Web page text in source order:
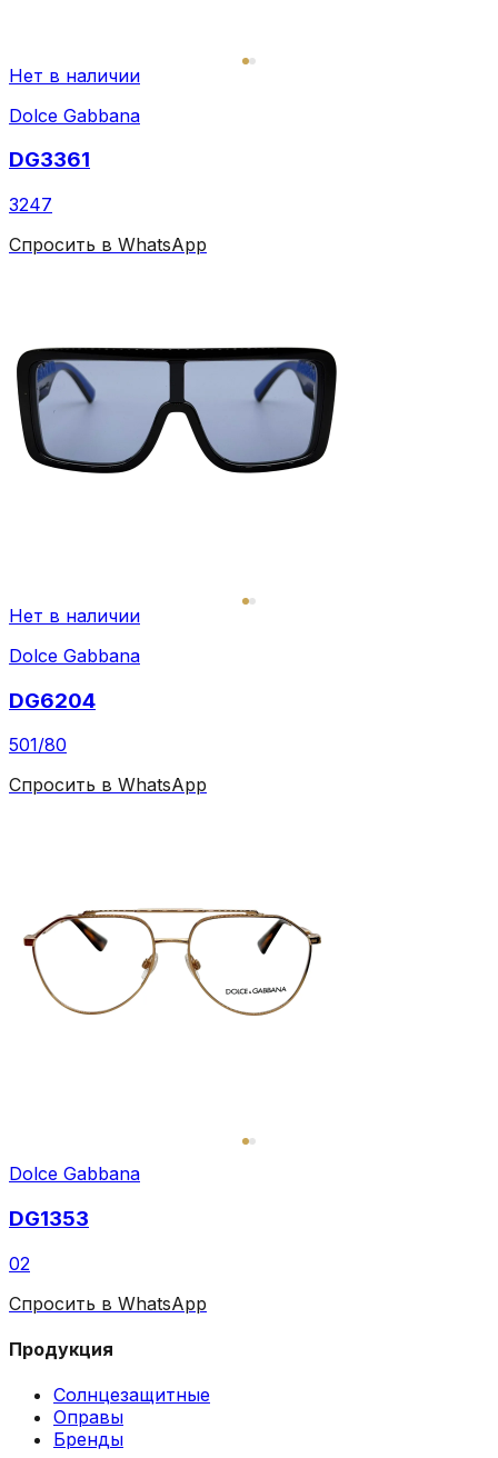
Нет в наличии
Dolce Gabbana
DG3361
3247
Спросить в WhatsApp
Нет в наличии
Dolce Gabbana
DG6204
501/80
Спросить в WhatsApp
Dolce Gabbana
DG1353
02
Спросить в WhatsApp
Продукция
Солнцезащитные
Оправы
Бренды